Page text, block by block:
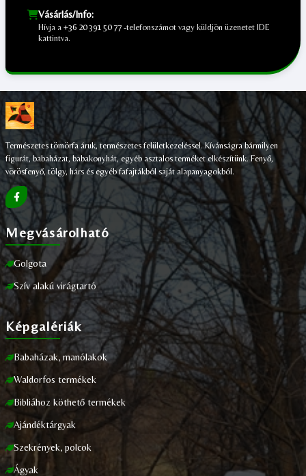
Vásárlás/Info:
Hívja a +36 20 391 50 77 -telefonszámot vagy küldjön üzenetet IDE
kattintva.
Természetes tömörfa áruk, természetes felületkezeléssel. Kívánságra bármilyen
figurát, babaházat, babakonyhát, egyéb asztalos terméket elkészítünk. Fenyő,
vörösfenyő, tölgy, hárs és egyéb fafajtákból saját alapanyagokból.
Megvásárolható
Golgota
Szív alakú virágtartó
Képgalériák
Babaházak, manólakok
Waldorfos termékek
Bibliához köthető termékek
Ajándéktárgyak
Szekrények, polcok
Ágyak